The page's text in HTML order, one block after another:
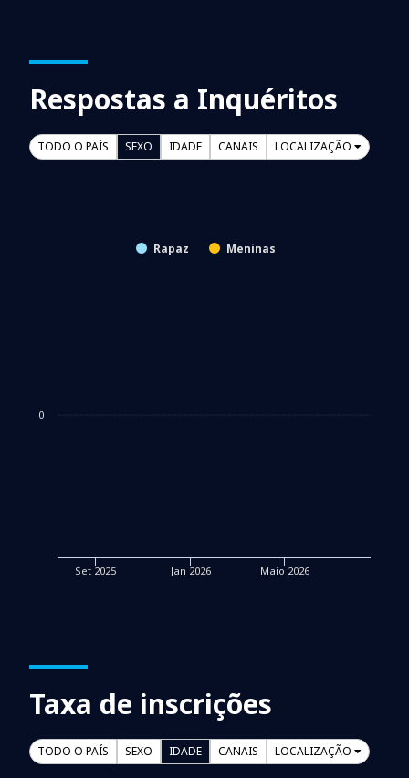
Respostas a Inquéritos
TODO O PAÍS SEXO IDADE CANAIS LOCALIZAÇÃO
Rapaz Meninas
Set 2025 Jan 2026 Maio 2026
0
Taxa de inscrições
TODO O PAÍS SEXO IDADE CANAIS LOCALIZAÇÃO